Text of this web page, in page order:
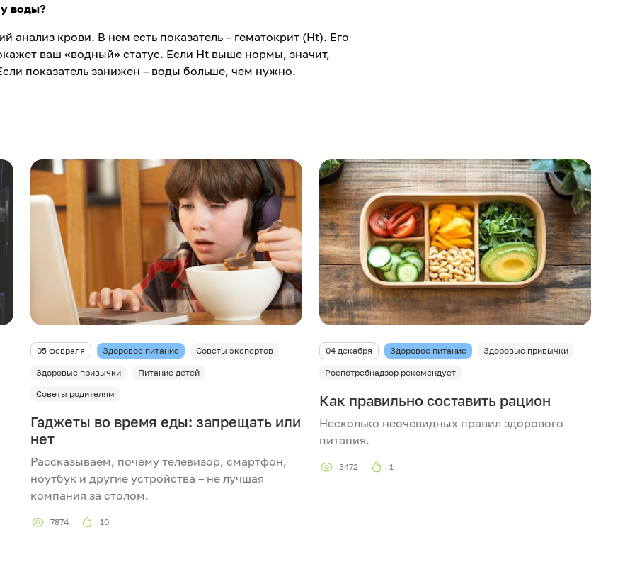
воды?
анализ крови. В нем есть показатель – гематокрит (Ht). Его
ваш «водный» статус. Если Ht выше нормы, значит,
показатель занижен – воды больше, чем нужно.
05 февраля Здоровое питание Советы экспертов
Здоровые привычки
Питание детей
Советы родителям
Гаджеты во время еды: запрещать или
нет
Рассказываем, почему телевизор, смартфон,
ноутбук и другие устройства – не лучшая
компания за столом.
7874 10
04 декабря Здоровое питание Здоровые привычки
Роспотребнадзор рекомендует
Как правильно составить рацион
Несколько неочевидных правил здорового
питания.
3472 1